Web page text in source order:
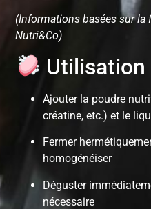
(Informations basées sur
Nutri&Co)
Ajouter la poudre
créatine, etc.) et le
Fermer
homogénéiser
Déguster
nécessaire